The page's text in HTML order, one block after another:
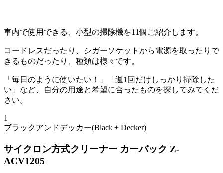
車内で使用できる、小型の掃除機を11個ご紹介します。
コードレスだったり、シガーソケットから電源を取ったりで
きるものだったり、種類は様々です。
「毎日のように使いたい！」「週1回だけしっかり掃除した
い」など、自分の用途と希望に合ったものを探してみてくだ
さい。
1
ブラックアンドデッカー(Black + Decker)
サイクロン方式クリーナー カーバック Z-
ACV1205